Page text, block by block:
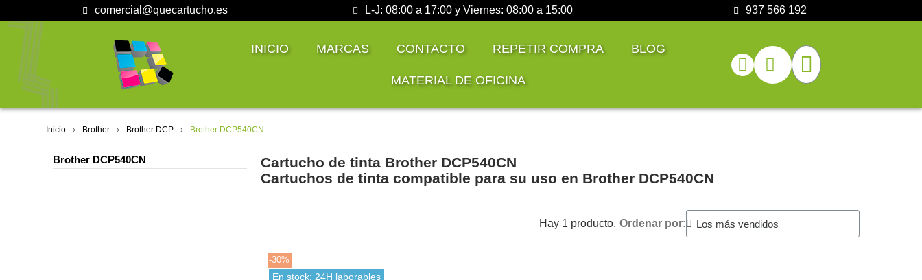
comercial@quecartucho.es L-J: 08:00 a 17:00 y Viernes: 08:00 a 15:00 937 566 192
INICIO MARCAS CONTACTO REPETIR COMPRA BLOG
MATERIAL DE OFICINA
Inicio Brother Brother DCP Brother DCP540CN
Brother DCP540CN
Cartucho de tinta Brother DCP540CN
Cartuchos de tinta compatible para su uso en Brother DCP540CN
Hay 1 producto. Ordenar por:
-30%
En stock: 24H laborables